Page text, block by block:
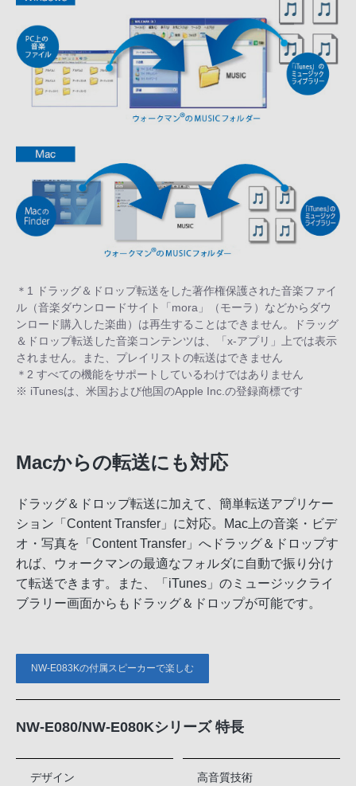
＊1 ドラッグ＆ドロップ転送をした著作権保護された音楽ファイ
ル（音楽ダウンロードサイト「mora」（モーラ）などからダウ
ンロード購入した楽曲）は再生することはできません。ドラッグ
＆ドロップ転送した音楽コンテンツは、「x-アプリ」上では表示
されません。また、プレイリストの転送はできません
＊2 すべての機能をサポートしているわけではありません
※ iTunesは、米国および他国のApple Inc.の登録商標です
Macからの転送にも対応
ドラッグ＆ドロップ転送に加えて、簡単転送アプリケー
ション「Content Transfer」に対応。Mac上の音楽・ビデ
オ・写真を「Content Transfer」へドラッグ＆ドロップす
れば、ウォークマンの最適なフォルダに自動で振り分け
て転送できます。また、「iTunes」のミュージックライ
ブラリー画面からもドラッグ＆ドロップが可能です。
NW-E083Kの付属スピーカーで楽しむ
NW-E080/NW-E080Kシリーズ 特長
デザイン 高音質技術